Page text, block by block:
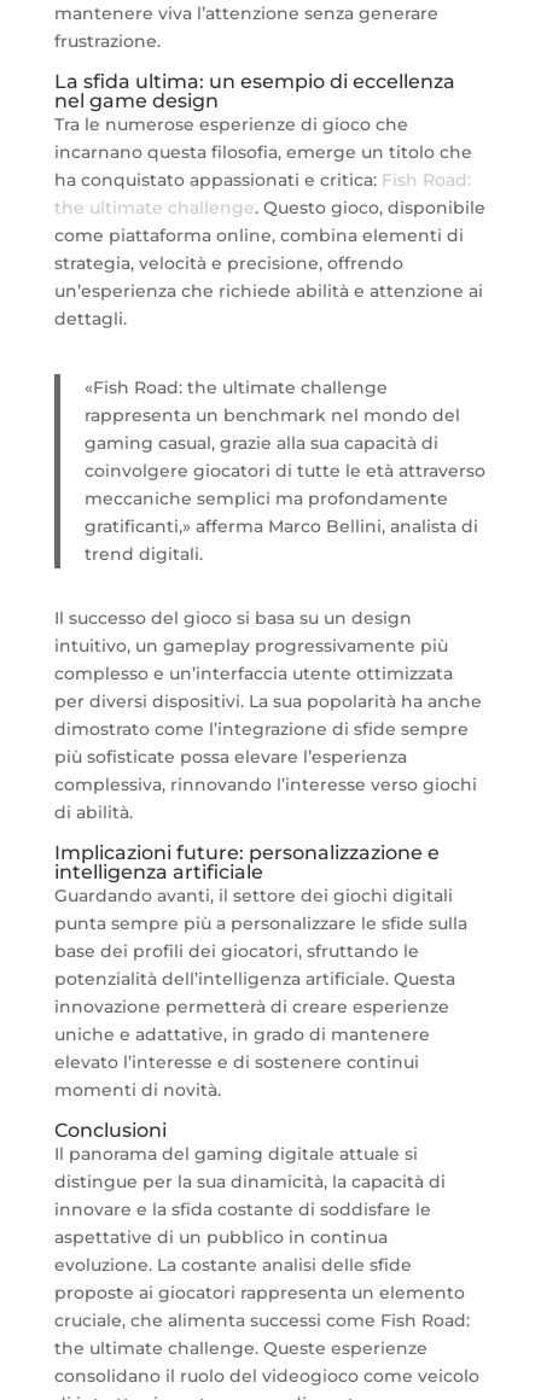
mantenere viva l’attenzione senza generare
frustrazione.
La sfida ultima: un esempio di eccellenza
nel game design
Tra le numerose esperienze di gioco che
incarnano questa filosofia, emerge un titolo che
ha conquistato appassionati e critica: Fish Road:
the ultimate challenge. Questo gioco, disponibile
come piattaforma online, combina elementi di
strategia, velocità e precisione, offrendo
un’esperienza che richiede abilità e attenzione ai
dettagli.
«Fish Road: the ultimate challenge
rappresenta un benchmark nel mondo del
gaming casual, grazie alla sua capacità di
coinvolgere giocatori di tutte le età attraverso
meccaniche semplici ma profondamente
gratificanti,» afferma Marco Bellini, analista di
trend digitali.
Il successo del gioco si basa su un design
intuitivo, un gameplay progressivamente più
complesso e un’interfaccia utente ottimizzata
per diversi dispositivi. La sua popolarità ha anche
dimostrato come l’integrazione di sfide sempre
più sofisticate possa elevare l’esperienza
complessiva, rinnovando l’interesse verso giochi
di abilità.
Implicazioni future: personalizzazione e
intelligenza artificiale
Guardando avanti, il settore dei giochi digitali
punta sempre più a personalizzare le sfide sulla
base dei profili dei giocatori, sfruttando le
potenzialità dell’intelligenza artificiale. Questa
innovazione permetterà di creare esperienze
uniche e adattative, in grado di mantenere
elevato l’interesse e di sostenere continui
momenti di novità.
Conclusioni
Il panorama del gaming digitale attuale si
distingue per la sua dinamicità, la capacità di
innovare e la sfida costante di soddisfare le
aspettative di un pubblico in continua
evoluzione. La costante analisi delle sfide
proposte ai giocatori rappresenta un elemento
cruciale, che alimenta successi come Fish Road:
the ultimate challenge. Queste esperienze
consolidano il ruolo del videogioco come veicolo